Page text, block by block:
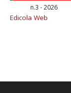
n.3 - 2026
Edicola Web